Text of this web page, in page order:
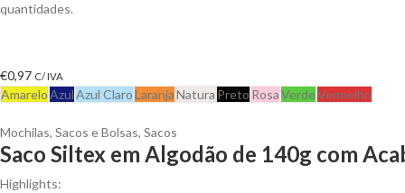
quantidades.
€0,97 C/ IVA
AmareloAzulAzul ClaroLaranjaNatura Preto RosaVerdeVermelho
Mochilas, Sacos e Bolsas, Sacos
Saco Siltex em Algodão de 140g com
Highlights: